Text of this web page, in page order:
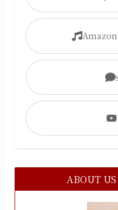
Amazon
ABOUT